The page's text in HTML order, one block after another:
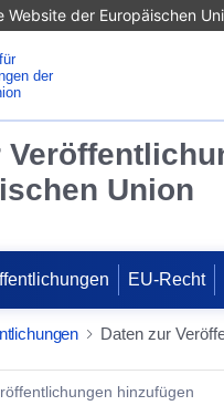
Website der Europäischen
Union
EU-Recht
Daten zur
Detail Actions
hinzufügen